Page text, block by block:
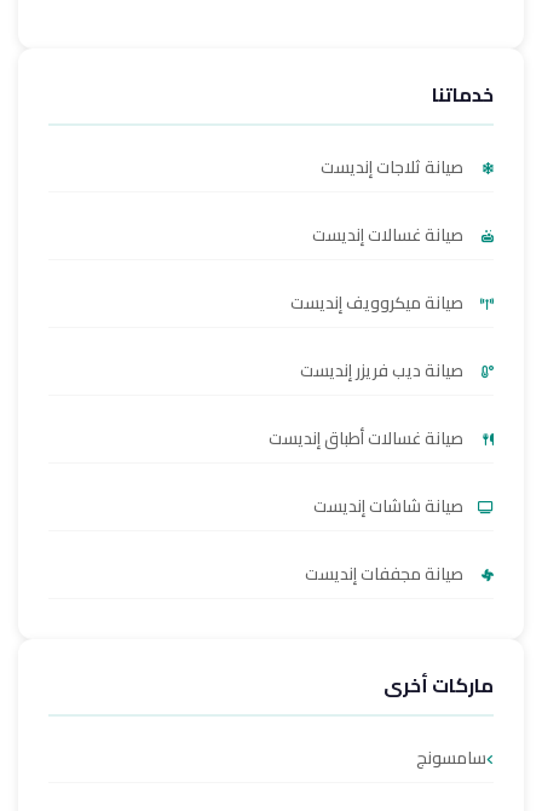
خدماتنا
صيانة ثلاجات إنديست
صيانة غسالات إنديست
صيانة ميكروويف إنديست
صيانة ديب فريزر إنديست
صيانة غسالات أطباق إنديست
صيانة شاشات إنديست
صيانة مجففات إنديست
ماركات أخرى
سامسونج